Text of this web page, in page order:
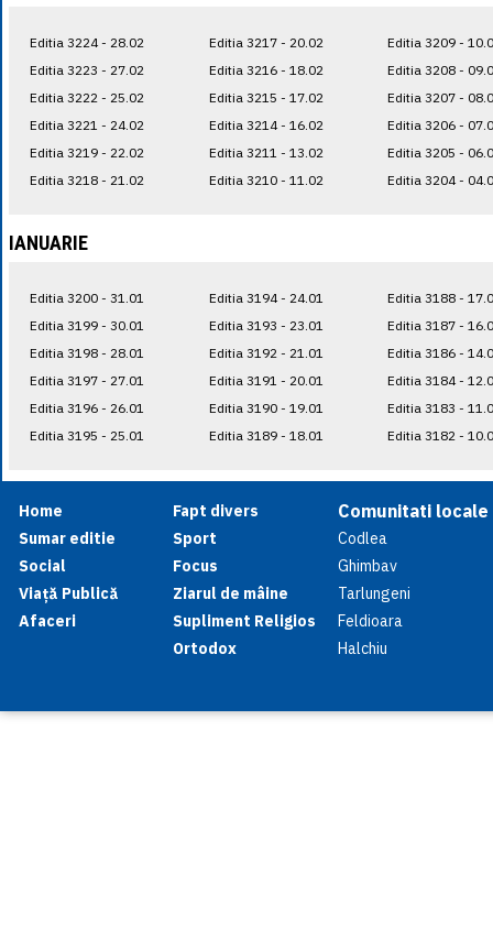
Editia 3224 - 28.02
Editia 3223 - 27.02
Editia 3222 - 25.02
Editia 3221 - 24.02
Editia 3219 - 22.02
Editia 3218 - 21.02
Editia 3217 - 20.02
Editia 3216 - 18.02
Editia 3215 - 17.02
Editia 3214 - 16.02
Editia 3211 - 13.02
Editia 3210 - 11.02
Editia 3209 -
Editia 3208 -
Editia 3207 -
Editia 3206 -
Editia 3205 -
Editia 3204 -
IANUARIE
Editia 3200 - 31.01
Editia 3199 - 30.01
Editia 3198 - 28.01
Editia 3197 - 27.01
Editia 3196 - 26.01
Editia 3195 - 25.01
Editia 3194 - 24.01
Editia 3193 - 23.01
Editia 3192 - 21.01
Editia 3191 - 20.01
Editia 3190 - 19.01
Editia 3189 - 18.01
Editia 3188 -
Editia 3187 -
Editia 3186 -
Editia 3184 -
Editia 3183 -
Editia 3182 -
Home
Sumar editie
Social
Viață Publică
Afaceri
Fapt divers
Sport
Focus
Ziarul de mâine
Supliment Religios
Ortodox
Comunitati locale
Codlea
Ghimbav
Tarlungeni
Feldioara
Halchiu